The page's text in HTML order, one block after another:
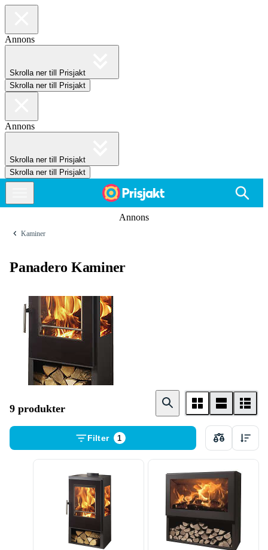
Annons
Skrolla ner till Prisjakt
Skrolla ner till Prisjakt
Annons
Skrolla ner till Prisjakt
Skrolla ner till Prisjakt
Annons
Kaminer
Panadero Kaminer
Braskamin
9 produkter
Filter 1